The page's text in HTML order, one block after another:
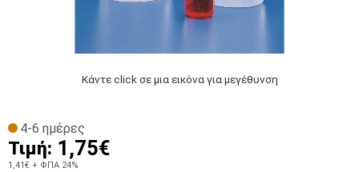
Κάντε click σε μια εικόνα για μεγέθυνση
4-6 ημέρες
Τιμή: 1,75€
1,41€ + ΦΠΑ 24%